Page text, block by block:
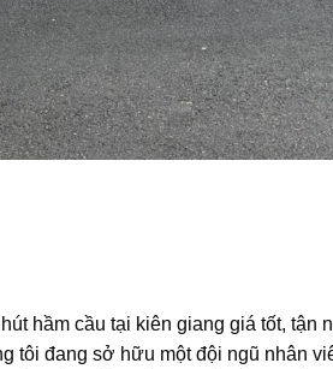
hầm cầu tại kiên giang giá tốt, tận
tôi đang sở hữu một đội ngũ nhân